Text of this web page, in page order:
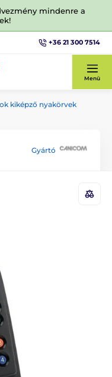
mindenre a
+36 21 300 7514
Menü
kiképző nyakörvek
Gyártó